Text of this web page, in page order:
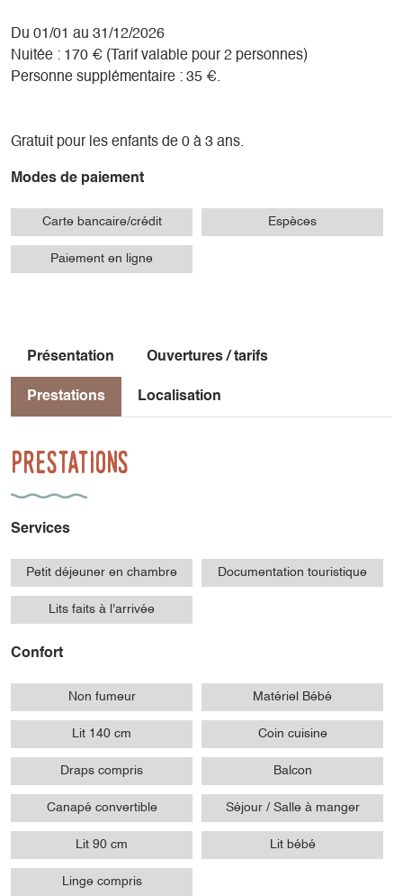
Du 01/01 au 31/12/2026
Nuitée : 170 € (Tarif valable pour 2 personnes)
Personne supplémentaire : 35 €.
Gratuit pour les enfants de 0 à 3 ans.
Modes de paiement
Carte bancaire/crédit Espèces
Paiement en ligne
Présentation Ouvertures / tarifs
Prestations Localisation
Prestations
Services
Petit déjeuner en chambre Documentation touristique
Lits faits à l'arrivée
Confort
Non fumeur Matériel Bébé
Lit 140 cm Coin cuisine
Draps compris Balcon
Canapé convertible Séjour / Salle à manger
Lit 90 cm Lit bébé
Linge compris